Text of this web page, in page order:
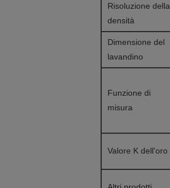
Risoluzione della
densità
Dimensione del
lavandino
Funzione di
misura
Valore K dell'oro